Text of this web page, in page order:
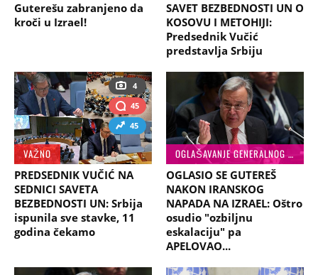
Guterešu zabranjeno da
kroči u Izrael!
SAVET BEZBEDNOSTI UN O
KOSOVU I METOHIJI:
Predsednik Vučić
predstavlja Srbiju
4
45
45
VAŽNO
PREDSEDNIK VUČIĆ NA
SEDNICI SAVETA
BEZBEDNOSTI UN: Srbija
ispunila sve stavke, 11
godina čekamo
OGLAŠAVANJE GENERALNOG SEKRETARA UN
OGLASIO SE GUTEREŠ
NAKON IRANSKOG
NAPADA NA IZRAEL: Oštro
osudio "ozbiljnu
eskalaciju" pa
APELOVAO...